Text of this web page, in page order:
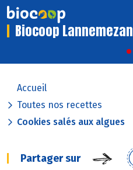
Biocoop Lannemezan
Accueil
Toutes nos recettes
Cookies salés aux algues
Partager sur